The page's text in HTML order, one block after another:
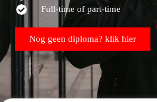
Full-time of part-time
Nog geen diploma? klik hier